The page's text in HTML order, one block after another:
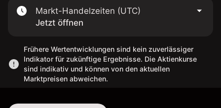
Markt-Handelzeiten (UTC)
Jetzt öffnen
Frühere Wertentwicklungen sind kein zuverlässiger
Indikator für zukünftige Ergebnisse. Die Aktienkurse
sind indikativ und können von den aktuellen
Marktpreisen abweichen.